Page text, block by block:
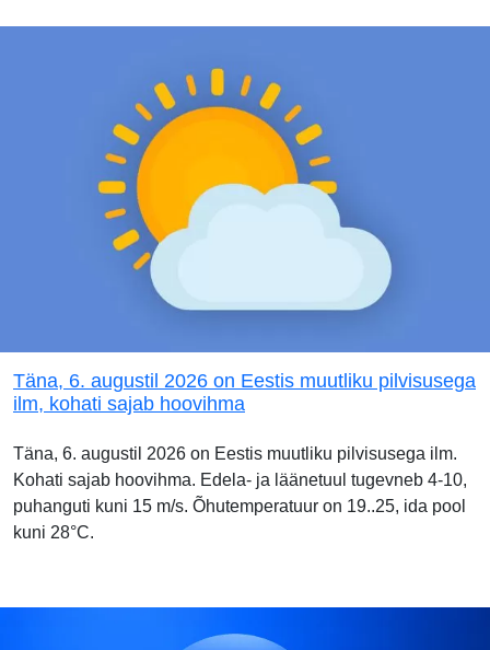
Täna, 6. augustil 2026 on Eestis muutliku pilvisusega
ilm, kohati sajab hoovihma
Täna, 6. augustil 2026 on Eestis muutliku pilvisusega ilm.
Kohati sajab hoovihma. Edela- ja läänetuul tugevneb 4-10,
puhanguti kuni 15 m/s. Õhutemperatuur on 19..25, ida pool
kuni 28°C.